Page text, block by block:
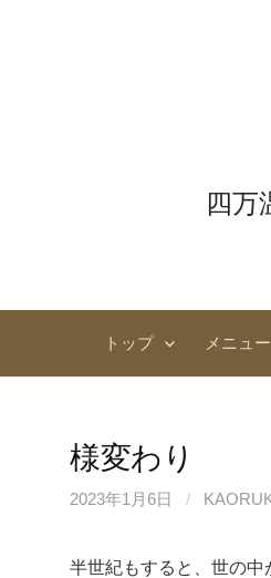
四万
トップ メニュー
様変わり
2023年1月6日 /
半世紀もすると、世の中